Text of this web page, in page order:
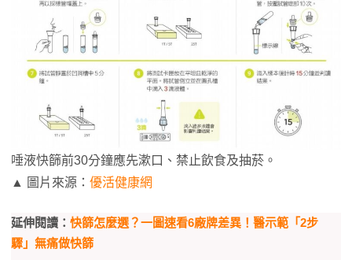
唾液快篩前30分鐘應先漱口、禁止飲食及抽菸。
▲ 圖片來源： 優活健康網
延伸閱讀： 快篩怎麼選？一圖速看6廠牌差異！醫示範「2步
驟」無痛做快篩